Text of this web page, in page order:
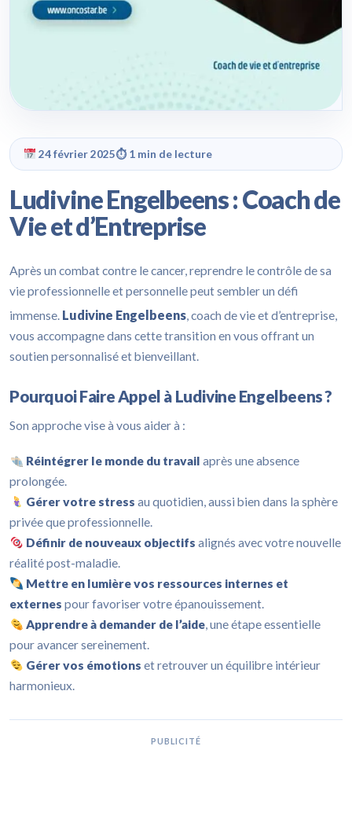
24 février 2025⏱ 1 min de lecture
Ludivine Engelbeens : Coach de
Vie et d’Entreprise
Après un combat contre le cancer, reprendre le contrôle de sa
vie professionnelle et personnelle peut sembler un défi
immense. Ludivine Engelbeens , coach de vie et d’entreprise,
vous accompagne dans cette transition en vous offrant un
soutien personnalisé et bienveillant.
Pourquoi Faire Appel à Ludivine Engelbeens ?
Son approche vise à vous aider à :
Réintégrer le monde du travail après une absence
prolongée.
Gérer votre stress au quotidien, aussi bien dans la sphère
privée que professionnelle.
Définir de nouveaux objectifs alignés avec votre nouvelle
réalité post-maladie.
Mettre en lumière vos ressources internes et
externes pour favoriser votre épanouissement.
Apprendre à demander de l’aide, une étape essentielle
pour avancer sereinement.
Gérer vos émotions et retrouver un équilibre intérieur
harmonieux.
PUBLICITÉ